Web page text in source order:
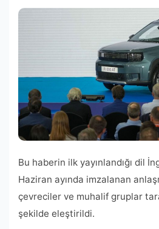
Bu haberin ilk yayınlandığı dil
Haziran ayında imzalanan
çevreciler ve muhalif gruplar
şekilde eleştirildi.